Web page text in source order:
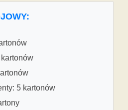
5 kartonów